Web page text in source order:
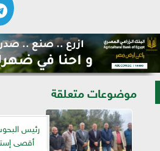
موضوعات متعلقة
رئيس
أقصى